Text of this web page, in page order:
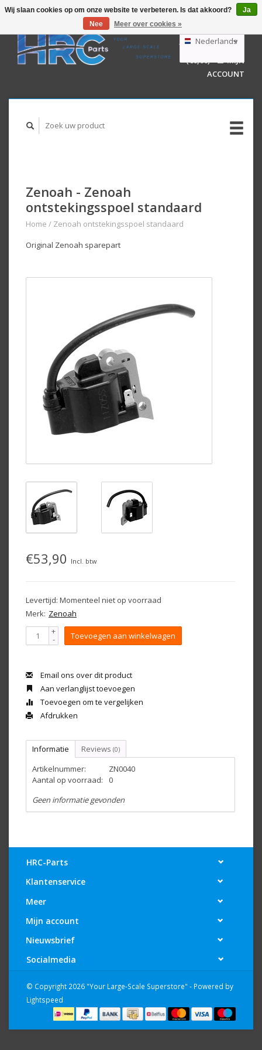
GBP
AUD
Nederlands
Deutsch
English
WINKELWAGEN
(€0,00)
MIJN
ACCOUNT
Zenoah - Zenoah
ontstekingsspoel standaard
Home / Zenoah ontstekingsspoel standaard
Original Zenoah sparepart
€53,90 Incl. btw
Levertijd: Momenteel niet op voorraad
Merk: Zenoah
+
- Toevoegen aan winkelwagen
Email ons over dit product
Aan verlanglijst toevoegen
Toevoegen om te vergelijken
Afdrukken
Informatie Reviews (0)
Artikelnummer:
ZN0040
Aantal op voorraad:
0
Geen informatie gevonden
HRC-Parts
Klantenservice
Meer
Mijn account
Nieuwsbrief
Socialmedia
© Copyright 2026 "Your Large-Scale Superstore" - Powered by
Lightspeed
Wij slaan cookies op om onze website te verbeteren. Is dat akkoord?
Ja
Nee
Meer over cookies »